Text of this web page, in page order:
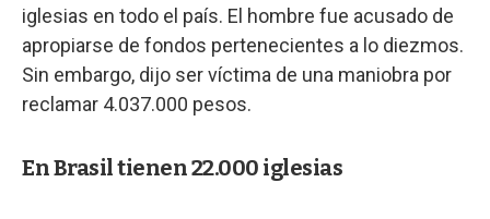
iglesias en todo el país. El hombre fue acusado de
apropiarse de fondos pertenecientes a lo diezmos.
Sin embargo, dijo ser víctima de una maniobra por
reclamar 4.037.000 pesos.
En Brasil tienen 22.000 iglesias